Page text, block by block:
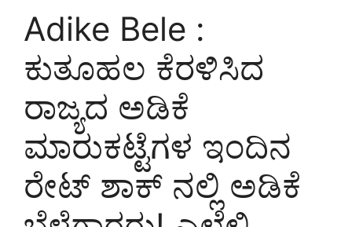
Adike Bele :
ಕುತೂಹಲ ಕೆರಳಿಸಿದ
ರಾಜ್ಯದ ಅಡಿಕೆ
ಮಾರುಕಟ್ಟೆಗಳ ಇಂದಿನ
ರೇಟ್‌ ಶಾಕ್‌ ನಲ್ಲಿ ಅಡಿಕೆ